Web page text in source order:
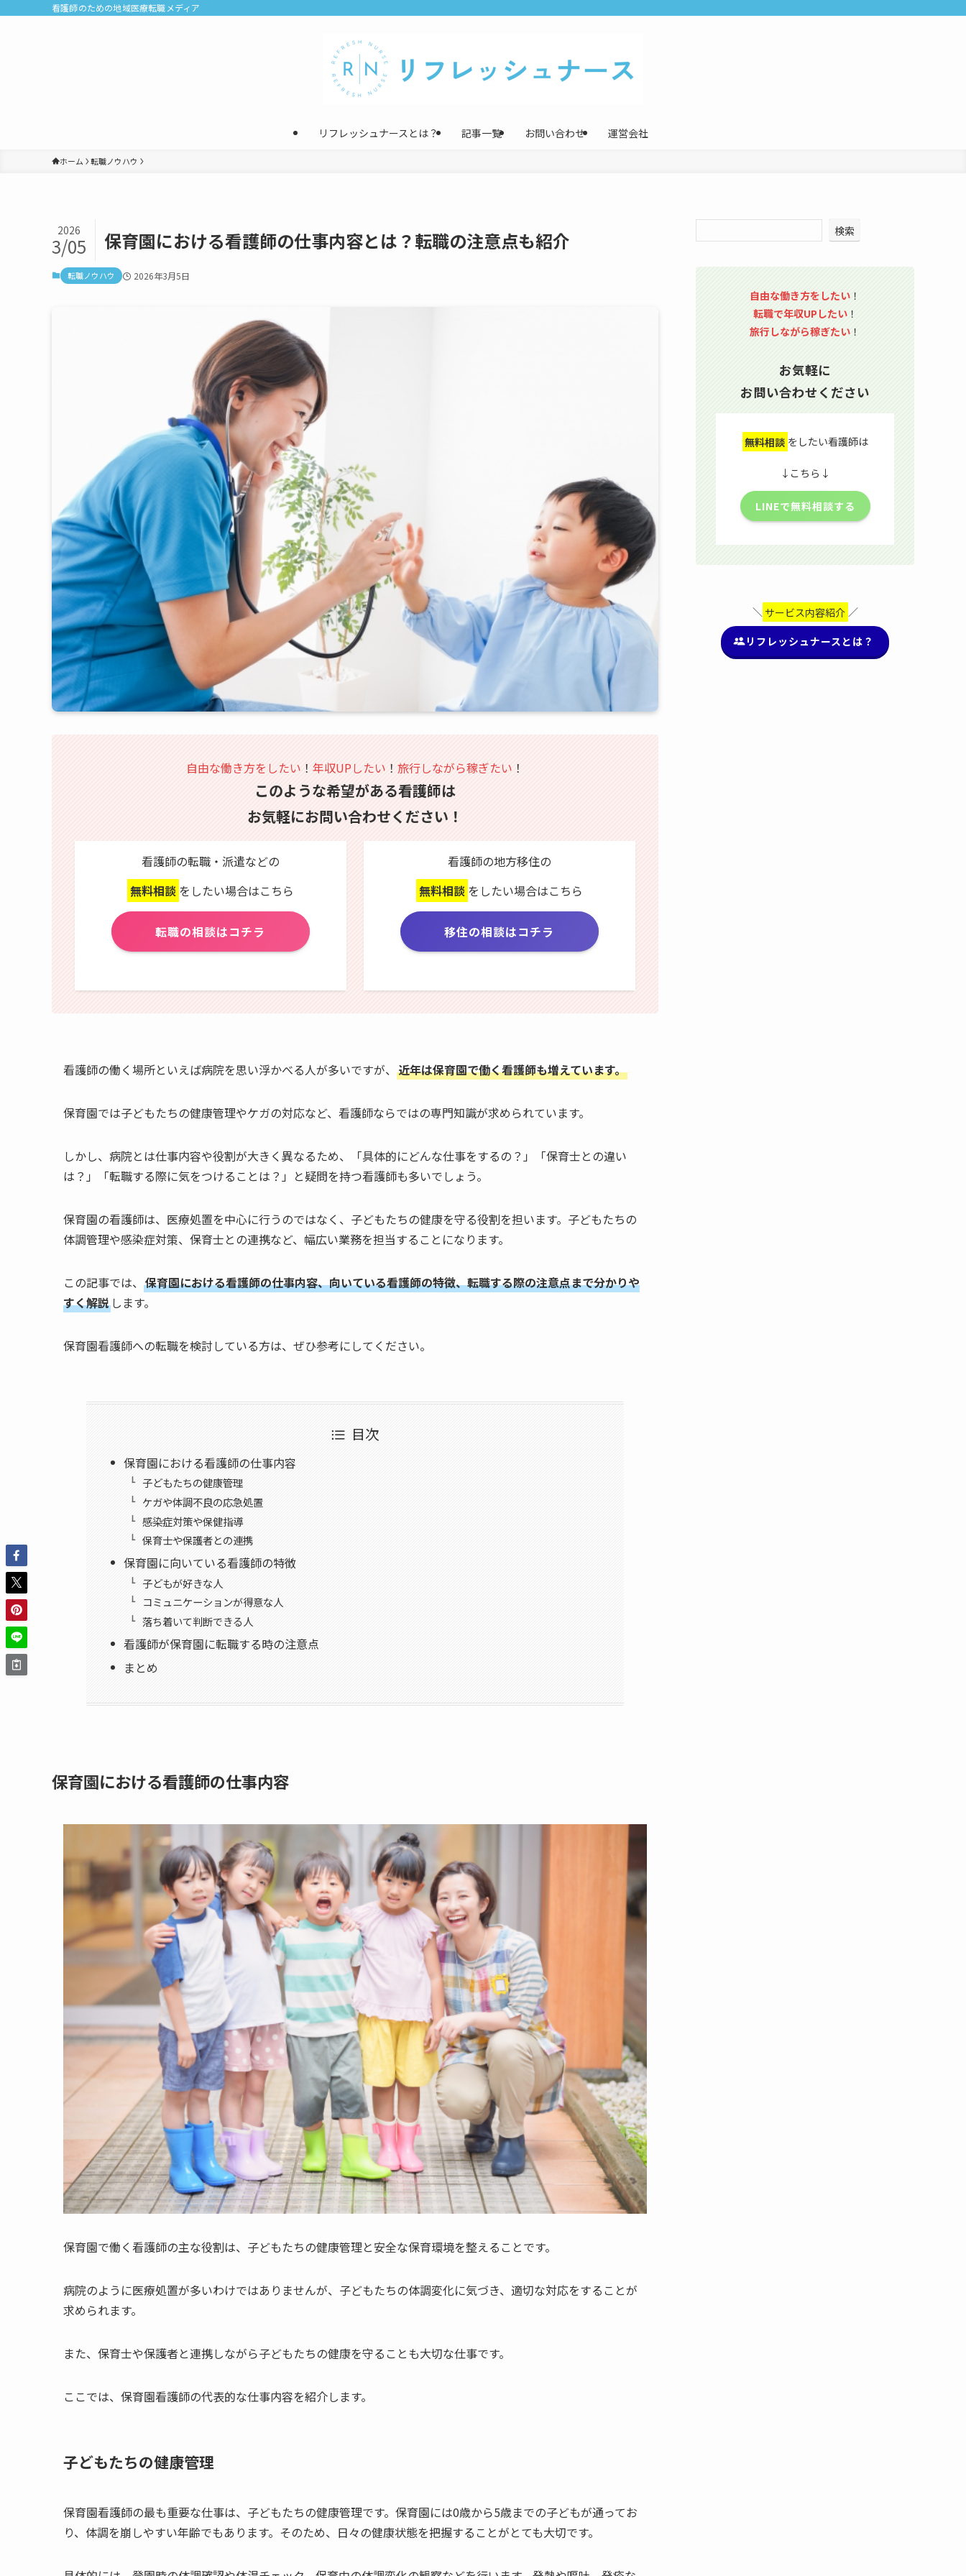
看護師のための地域医療転職メディア
リフレッシュナースとは？ 記事一覧 お問い合わせ 運営会社
ホーム 転職ノウハウ
保育園における看護師の仕事内容とは？転職の注意点も紹介
2026
3/05
転職ノウハウ 2026年3月5日
自由な働き方をしたい ！ 年収UPしたい ！ 旅行しながら稼ぎたい ！
このような希望がある看護師は
お気軽にお問い合わせください！
看護師の転職・派遣などの
無料相談 をしたい場合はこちら
転職の相談はコチラ
看護師の地方移住の
無料相談 をしたい場合はこちら
移住の相談はコチラ
看護師の働く場所といえば病院を思い浮かべる人が多いですが、 近年は保育園で働く看護師も増えています。
保育園では子どもたちの健康管理やケガの対応など、看護師ならではの専門知識が求められています。
しかし、病院とは仕事内容や役割が大きく異なるため、「具体的にどんな仕事をするの？」「保育士との違い
は？」「転職する際に気をつけることは？」と疑問を持つ看護師も多いでしょう。
保育園の看護師は、医療処置を中心に行うのではなく、子どもたちの健康を守る役割を担います。子どもたちの
体調管理や感染症対策、保育士との連携など、幅広い業務を担当することになります。
この記事では、 保育園における看護師の仕事内容、向いている看護師の特徴、転職する際の注意点まで分かりや
すく解説 します。
保育園看護師への転職を検討している方は、ぜひ参考にしてください。
目次
保育園における看護師の仕事内容
子どもたちの健康管理
ケガや体調不良の応急処置
感染症対策や保健指導
保育士や保護者との連携
保育園に向いている看護師の特徴
子どもが好きな人
コミュニケーションが得意な人
落ち着いて判断できる人
看護師が保育園に転職する時の注意点
まとめ
保育園における看護師の仕事内容
保育園で働く看護師の主な役割は、子どもたちの健康管理と安全な保育環境を整えることです。
病院のように医療処置が多いわけではありませんが、子どもたちの体調変化に気づき、適切な対応をすることが
求められます。
また、保育士や保護者と連携しながら子どもたちの健康を守ることも大切な仕事です。
ここでは、保育園看護師の代表的な仕事内容を紹介します。
子どもたちの健康管理
保育園看護師の最も重要な仕事は、子どもたちの健康管理です。保育園には0歳から5歳までの子どもが通ってお
り、体調を崩しやすい年齢でもあります。そのため、日々の健康状態を把握することがとても大切です。
検索
自由な働き方をしたい ！
転職で年収UPしたい！
旅行しながら稼ぎたい ！
お気軽に
お問い合わせください
無料相談 をしたい看護師は
↓こちら↓
LINEで無料相談する
＼ サービス内容紹介 ／
リフレッシュナースとは？